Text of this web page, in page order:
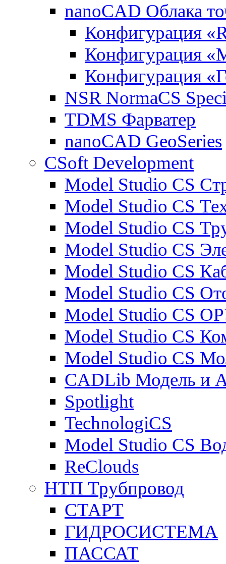
nanoCAD Облака
Конфигурация
Конфигурация
Конфигурация
NSR NormaCS
TDMS Фарватер
nanoCAD GeoSeries
CSoft Development
Model Studio CS
Model Studio CS
Model Studio CS
Model Studio CS
Model Studio CS
Model Studio CS
Model Studio CS
Model Studio CS
Model Studio CS
CADLib Модель и
Spotlight
TechnologiCS
Model Studio CS
ReClouds
НТП Трубпровод
СТАРТ
ГИДРОСИСТЕМА
ПАССАТ